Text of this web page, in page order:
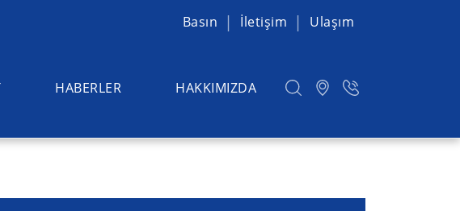
Basın İletişim Ulaşım
HABERLER HAKKIMIZDA